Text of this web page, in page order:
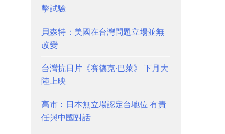
擊試驗
貝森特：美國在台灣問題立場並無
改變
台灣抗日片《賽德克·巴萊》 下月大
陸上映
高市︰日本無立場認定台地位 有責
任與中國對話